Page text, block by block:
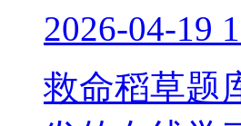
2026-04-19
救命稻草题